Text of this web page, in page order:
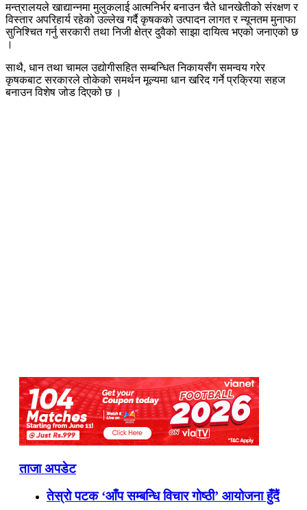
मन्त्रालयले खाद्यान्नमा मुलुकलाई आत्मनिर्भर बनाउन चैते धानखेतीको संरक्षण र
विस्तार अपरिहार्य रहेको उल्लेख गर्दै कृषकको उत्पादन लागत र न्यूनतम मुनाफा
सुनिश्चित गर्नु सरकारी तथा निजी क्षेत्र दुवैको साझा दायित्व भएको जनाएको छ
।
साथै, धान तथा चामल उद्योगीसहित सम्बन्धित निकायसँग समन्वय गरेर
कृषकबाट सरकारले तोकेको समर्थन मूल्यमा धान खरिद गर्ने प्रक्रिया सहज
बनाउन विशेष जोड दिएको छ ।
ताजा अपडेट
तेस्रो पटक ‘आँप सम्बन्धि विचार गोष्ठी’ आयोजना हुँदैं